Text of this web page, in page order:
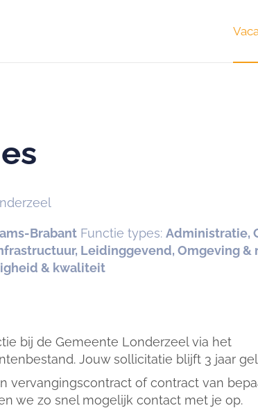
Brabant Functie types: Administratie,
Leidinggevend, Omgeving
& kwaliteit
bij de Gemeente Londerzeel via het
Jouw sollicitatie blijft 3 jaar
vervangingscontract of contract van
we zo snel mogelijk contact met je op.